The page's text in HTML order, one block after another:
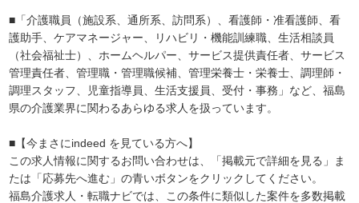
■「介護職員（施設系、通所系、訪問系）、看護師・准看護師、看
護助手、ケアマネージャー、リハビリ・機能訓練職、生活相談員
（社会福祉士）、ホームヘルパー、サービス提供責任者、サービス
管理責任者、管理職・管理職候補、管理栄養士・栄養士、調理師・
調理スタッフ、児童指導員、生活支援員、受付・事務」など、福島
県の介護業界に関わるあらゆる求人を扱っています。
■【今まさにindeed を見ている方へ】
この求人情報に関するお問い合わせは、「掲載元で詳細を見る」ま
たは「応募先へ進む」の青いボタンをクリックしてください。
福島介護求人・転職ナビでは、この条件に類似した案件を多数掲載